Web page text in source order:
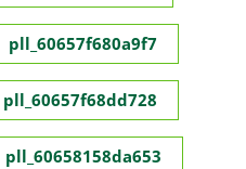
pll_60657f680a9f7
pll_60657f68dd728
pll_60658158da653